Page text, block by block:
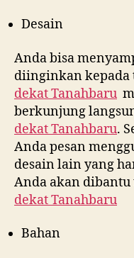
Desain
Anda bisa
diinginkan kepada
dekatTanahbaru
berkunjung
dekatTanahbaru.
Anda pesan
desain lain yang
Anda akan
dekatTanahbaru
Bahan